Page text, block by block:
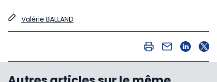
Valérie BALLAND